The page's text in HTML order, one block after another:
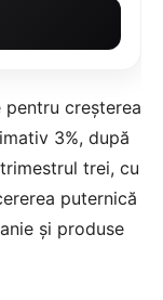
pentru creșterea
3%, după
trei, cu
puternică
și produse